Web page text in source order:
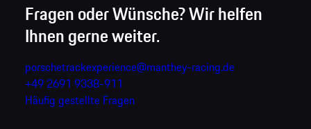
Fragen oder Wünsche? Wir helfen
Ihnen gerne weiter.
porschetrackexperience@manthey-racing.de
+49 2691 9338-911
Häufig gestellte Fragen